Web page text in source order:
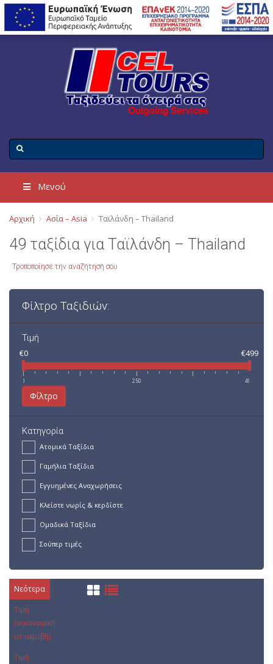
Μενού
Αρχική Ασία – Asia Ταϊλάνδη – Thailand
49 ταξίδια για Ταϊλάνδη – Thailand
Τροποποίησε την αναζήτησή σου
Φίλτρο Ταξιδιών:
Τιμή
€0
€499
0 250 499
Φίλτρο
Κατηγορία
Ατομικά Ταξίδια
Γαμήλια Ταξίδια
Εγγυημένες Αναχωρήσεις
Κλείστε νωρίς & κερδίστε
Ομαδικά Ταξίδια
Σούπερ τιμές
Νεότερα
Τιμή
(οικονομική
σε ακριβή)
Τιμή